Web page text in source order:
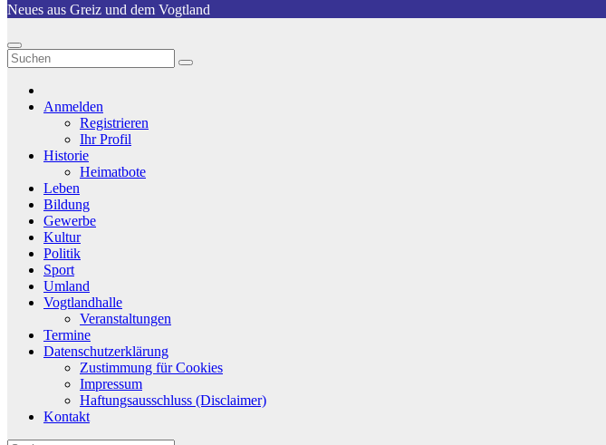
Neues aus Greiz und dem Vogtland
Anmelden
Registrieren
Ihr Profil
Historie
Heimatbote
Leben
Bildung
Gewerbe
Kultur
Politik
Sport
Umland
Vogtlandhalle
Veranstaltungen
Termine
Datenschutzerklärung
Zustimmung für Cookies
Impressum
Haftungsausschluss (Disclaimer)
Kontakt